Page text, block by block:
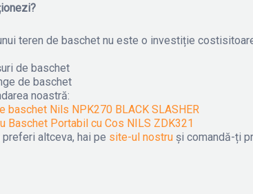
teren de baschet nu este o investiție
de baschet
de baschet
noastră:
baschet Nils NPK270 BLACK SLASHER
Baschet Portabil cu Cos NILS ZDK321
preferi altceva, hai pe site-ul nostru și comandă-ți